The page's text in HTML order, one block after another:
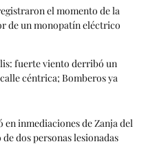
el momento de la
de un monopatín eléctrico
fuerte viento derribó un
céntrica; Bomberos ya
inmediaciones de Zanja del
dos personas lesionadas